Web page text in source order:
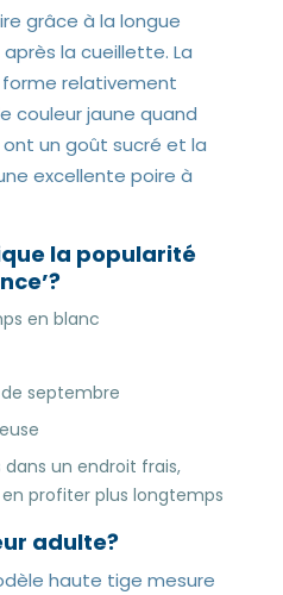
grâce à la longue
la cueillette. La
relativement
couleur jaune quand
un goût sucré et la
excellente poire à
la popularité
en blanc
septembre
dans un endroit frais,
profiter plus longtemps
adulte?
haute tige mesure